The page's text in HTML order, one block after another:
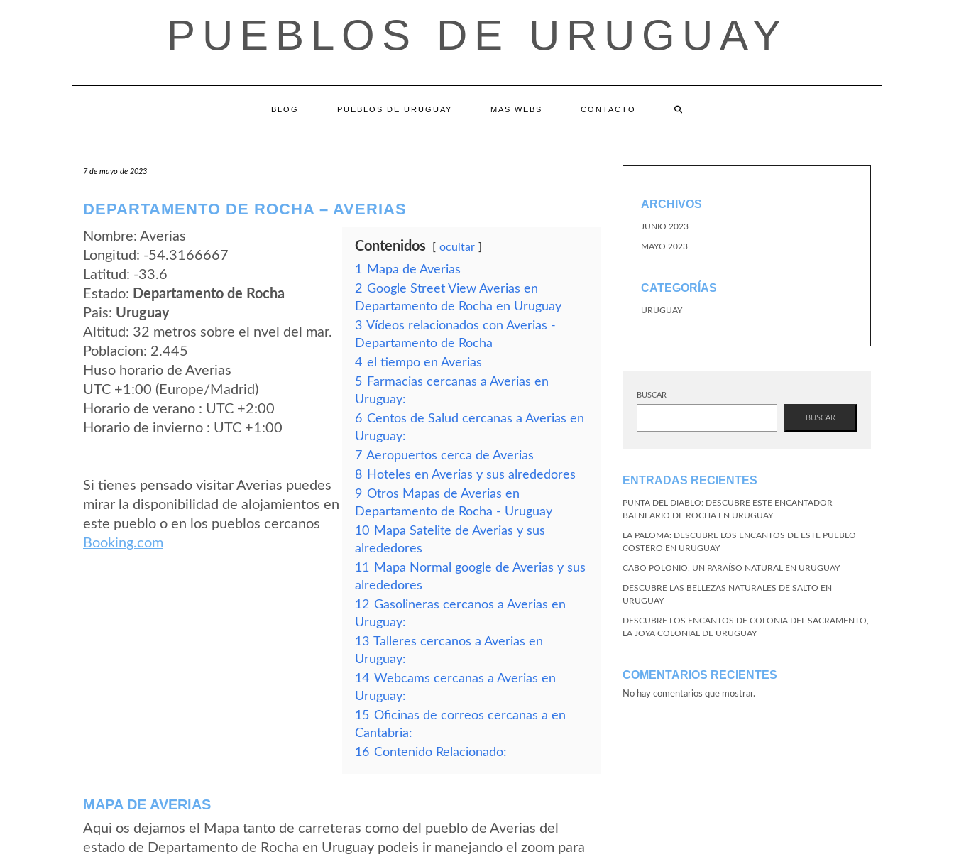
PUEBLOS DE URUGUAY
BLOG PUEBLOS DE URUGUAY MAS WEBS CONTACTO
7 de mayo de 2023
DEPARTAMENTO DE ROCHA – AVERIAS
Nombre: Averias
Longitud: -54.3166667
Latitud: -33.6
Estado: Departamento de Rocha
Pais: Uruguay
Altitud: 32 metros sobre el nvel del mar.
Poblacion: 2.445
Huso horario de Averias
UTC +1:00 (Europe/Madrid)
Horario de verano : UTC +2:00
Horario de invierno : UTC +1:00
Si tienes pensado visitar Averias puedes
mirar la disponibilidad de alojamientos en
este pueblo o en los pueblos cercanos
Booking.com
Contenidos ocultar
1
Mapa de Averias
2 Google Street View Averias en
Departamento de Rocha en Uruguay
3 Vídeos relacionados con Averias -
Departamento de Rocha
4 el tiempo en Averias
5 Farmacias cercanas a Averias en
Uruguay:
6 Centos de Salud cercanas a Averias en
Uruguay:
7 Aeropuertos cerca de Averias
8 Hoteles en Averias y sus alrededores
9 Otros Mapas de Averias en
Departamento de Rocha - Uruguay
10 Mapa Satelite de Averias y sus
alrededores
11
Mapa Normal google de Averias y sus
alrededores
12 Gasolineras cercanos a Averias en
Uruguay:
13 Talleres cercanos a Averias en
Uruguay:
14 Webcams cercanas a Averias en
Uruguay:
15 Oficinas de correos cercanas a en
Cantabria:
16 Contenido Relacionado:
MAPA DE AVERIAS
Aqui os dejamos el Mapa tanto de carreteras como del pueblo de Averias del
estado de Departamento de Rocha en Uruguay podeis ir manejando el zoom para
ARCHIVOS
JUNIO 2023
MAYO 2023
CATEGORÍAS
URUGUAY
BUSCAR
BUSCAR
ENTRADAS RECIENTES
PUNTA DEL DIABLO: DESCUBRE ESTE ENCANTADOR
BALNEARIO DE ROCHA EN URUGUAY
LA PALOMA: DESCUBRE LOS ENCANTOS DE ESTE PUEBLO
COSTERO EN URUGUAY
CABO POLONIO, UN PARAÍSO NATURAL EN URUGUAY
DESCUBRE LAS BELLEZAS NATURALES DE SALTO EN
URUGUAY
DESCUBRE LOS ENCANTOS DE COLONIA DEL SACRAMENTO,
LA JOYA COLONIAL DE URUGUAY
COMENTARIOS RECIENTES
No hay comentarios que mostrar.